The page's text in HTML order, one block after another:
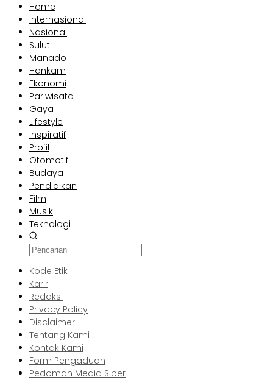
Home
Internasional
Nasional
Sulut
Manado
Hankam
Ekonomi
Pariwisata
Gaya
Lifestyle
Inspiratif
Profil
Otomotif
Budaya
Pendidikan
Film
Musik
Teknologi
Kode Etik
Karir
Redaksi
Privacy Policy
Disclaimer
Tentang Kami
Kontak Kami
Form Pengaduan
Pedoman Media Siber